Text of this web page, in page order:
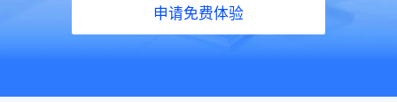
申请免费体验